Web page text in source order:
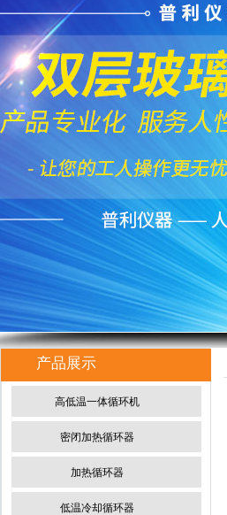
产品展示
高低温一体循环机
密闭加热循环器
加热循环器
低温冷却循环器